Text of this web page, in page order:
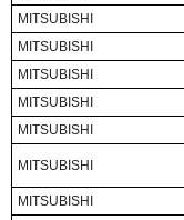
MITSUBISHI
MITSUBISHI
MITSUBISHI
MITSUBISHI
MITSUBISHI
MITSUBISHI
MITSUBISHI